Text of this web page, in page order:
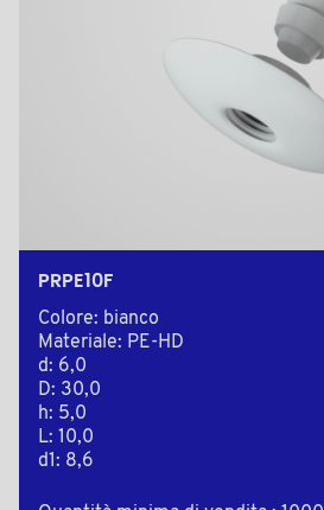
PRPE10F
Colore: bianco
Materiale: PE-HD
d: 6,0
D: 30,0
h: 5,0
L: 10,0
d1: 8,6